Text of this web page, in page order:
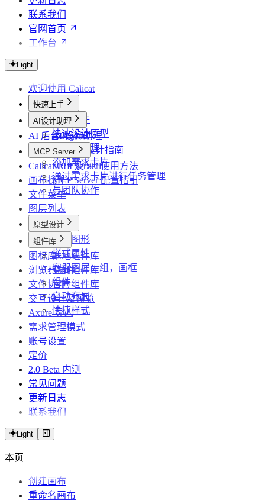
联系我们
官网首页
工作台
Light
欢迎使用 Calicat
快速上手
创建文件
快速设计原型
使用AI助理
添加需求卡片
通过需求卡片进行任务管理
与团队协作
AI设计助理
AI 设计助理
高效 AI 设计指南
AI 后台 Agents
MCP Server
MCP Server 使用方法
MCP Server 配置指引
Calicat CLI 及 Skill
画布操作
文件菜单
图层列表
原型设计
基础图形
样式属性
容器图层：组，画框
组件
自动布局
快捷样式
组件库
本地组件库
空间组件库
官方组件库
图标库
浏览器插件
文件协作
交互设计及预览
Axure 导入
需求管理模式
账号设置
定价
2.0 Beta 内测
常见问题
更新日志
联系我们
Light
本页
创建画布
重命名画布